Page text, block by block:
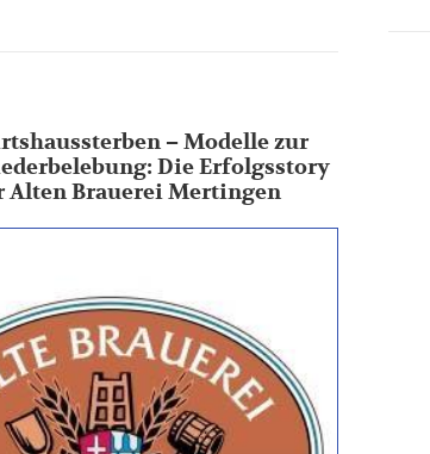
– Modelle zur
Die Erfolgsstory
Alten Brauerei Mertingen